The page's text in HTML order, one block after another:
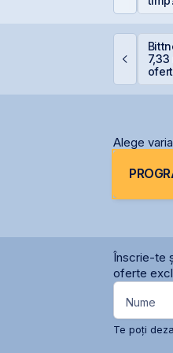
Alege
Înscrie-te
oferte
Nume
Te poți